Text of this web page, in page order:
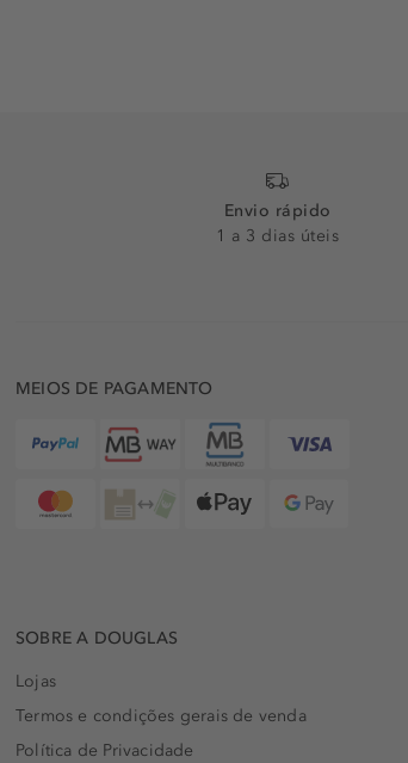
Envio rápido
1 a 3 dias úteis
MEIOS DE PAGAMENTO
SOBRE A DOUGLAS
Lojas
Termos e condições gerais de venda
Política de Privacidade